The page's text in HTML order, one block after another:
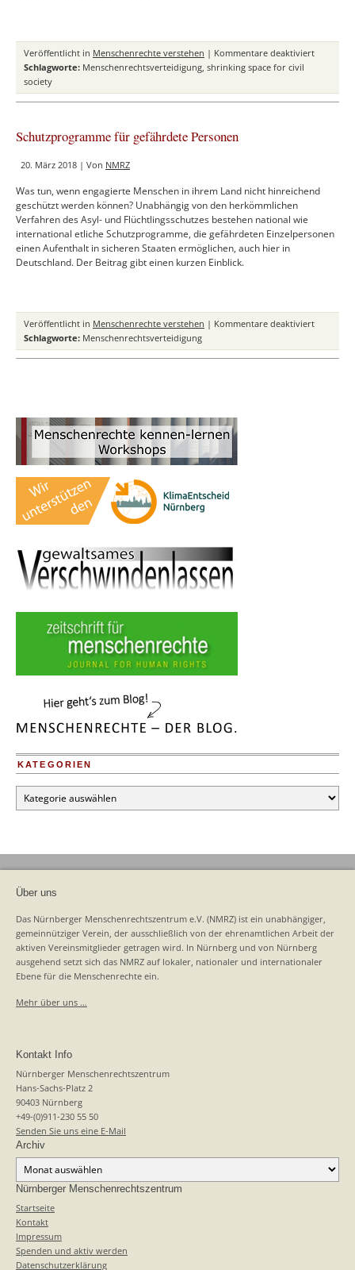
Veröffentlicht in Menschenrechte verstehen | Kommentare deaktiviertfür
City
Schlagworte: Menschenrechtsverteidigung, shrinking space for civil
society
Schutzprogramme für gefährdete Personen
20. März 2018 | Von NMRZ
Was tun, wenn engagierte Menschen in ihrem Land nicht hinreichend
geschützt werden können? Unabhängig von den herkömmlichen
Verfahren des Asyl- und Flüchtlingsschutzes bestehen national wie
international etliche Schutzprogramme, die gefährdeten Einzelpersonen
einen Aufenthalt in sicheren Staaten ermöglichen, auch hier in
Deutschland. Der Beitrag gibt einen kurzen Einblick.
Veröffentlicht in Menschenrechte verstehen | Kommentare deaktiviertfür
für
Schlagworte: Menschenrechtsverteidigung
KATEGORIEN
Kategorien
Über uns
Das Nürnberger Menschenrechtszentrum e.V. (NMRZ) ist ein unabhängiger,
gemeinnütziger Verein, der ausschließlich von der ehrenamtlichen Arbeit der
aktiven Vereinsmitglieder getragen wird. In Nürnberg und von Nürnberg
ausgehend setzt sich das NMRZ auf lokaler, nationaler und internationaler
Ebene für die Menschenrechte ein.
Mehr über uns …
Kontakt Info
Nürnberger Menschenrechtszentrum
Hans-Sachs-Platz 2
90403 Nürnberg
+49-(0)911-230 55 50
Senden Sie uns eine E-Mail
Archiv
Nürnberger Menschenrechtszentrum
Startseite
Kontakt
Impressum
Spenden und aktiv werden
Datenschutzerklärung